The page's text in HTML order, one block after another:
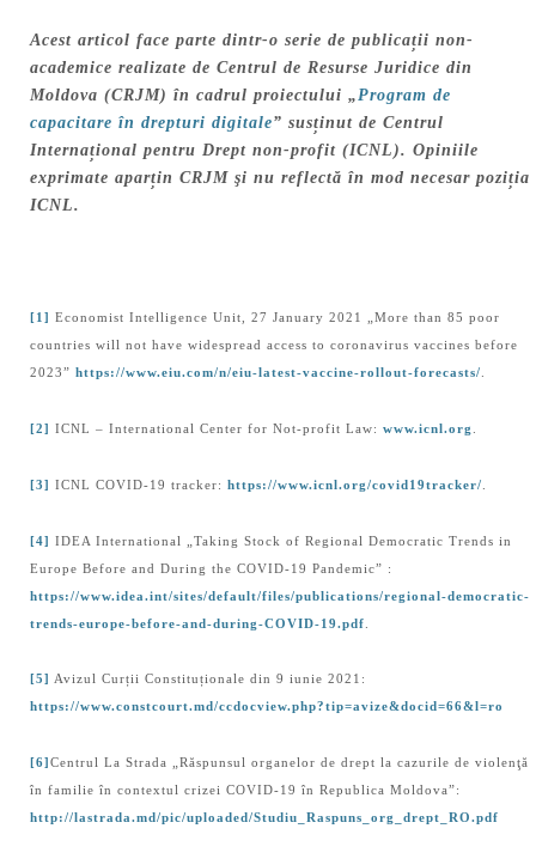
Acest articol face parte dintr-o serie de publicații non-
academice realizate de Centrul de Resurse Juridice din
Moldova (CRJM) în cadrul proiectului „ Program de
capacitare în drepturi digitale” susținut de Centrul
Internațional pentru Drept non-profit (ICNL). Opiniile
exprimate aparțin CRJM şi nu reflectă în mod necesar poziția
ICNL.
[1] Economist Intelligence Unit, 27 January 2021 „More than 85 poor
countries will not have widespread access to coronavirus vaccines before
2023” https://www.eiu.com/n/eiu-latest-vaccine-rollout-forecasts/
[2] ICNL – International Center for Not-profit Law: www.icnl.org
[3] ICNL COVID-19 tracker: https://www.icnl.org/covid19tracker/
[4] IDEA International „Taking Stock of Regional Democratic Trends in
Europe Before and During the COVID-19 Pandemic” :
https://www.idea.int/sites/default/files/publications/regional-democratic-
trends-europe-before-and-during-COVID-19.pdf
[5] Avizul Curții Constituționale din 9 iunie 2021:
https://www.constcourt.md/ccdocview.php?tip=avize&docid=66&l=ro
[6] Centrul La Strada „Răspunsul organelor de drept la cazurile de violenţă
în familie în contextul crizei COVID-19 în Republica Moldova”:
http://lastrada.md/pic/uploaded/Studiu_Raspuns_org_drept_RO.pdf